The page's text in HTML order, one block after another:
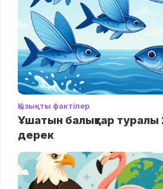
Қызықты фактілер
Ұшатын балықтар туралы
дерек